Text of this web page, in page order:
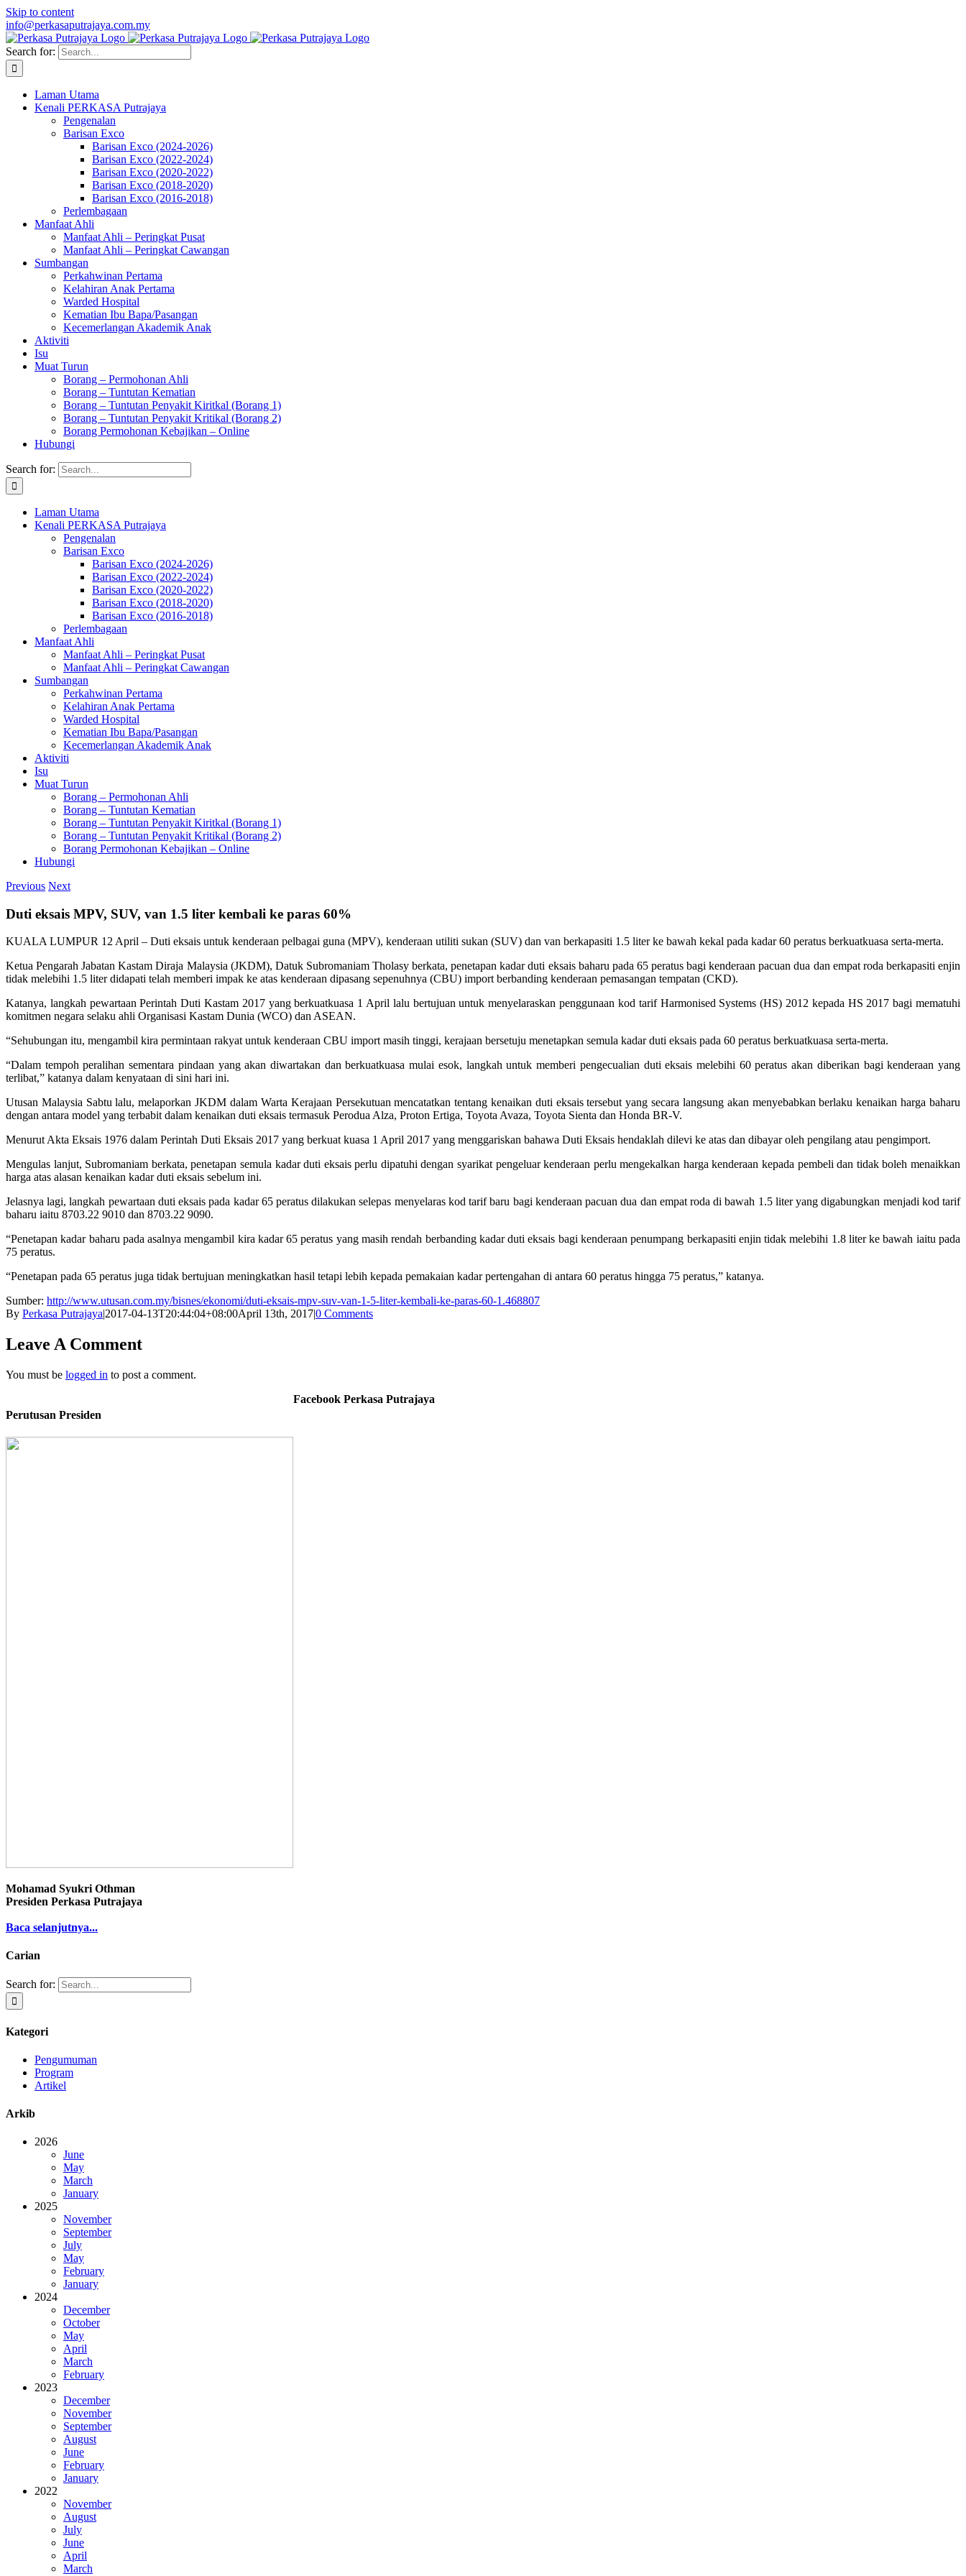
Skip to content
info@perkasaputrajaya.com.my
Search for:
Laman Utama
Kenali PERKASA Putrajaya
Pengenalan
Barisan Exco
Barisan Exco (2024-2026)
Barisan Exco (2022-2024)
Barisan Exco (2020-2022)
Barisan Exco (2018-2020)
Barisan Exco (2016-2018)
Perlembagaan
Manfaat Ahli
Manfaat Ahli – Peringkat Pusat
Manfaat Ahli – Peringkat Cawangan
Sumbangan
Perkahwinan Pertama
Kelahiran Anak Pertama
Warded Hospital
Kematian Ibu Bapa/Pasangan
Kecemerlangan Akademik Anak
Aktiviti
Isu
Muat Turun
Borang – Permohonan Ahli
Borang – Tuntutan Kematian
Borang – Tuntutan Penyakit Kiritkal (Borang 1)
Borang – Tuntutan Penyakit Kritikal (Borang 2)
Borang Permohonan Kebajikan – Online
Hubungi
Search for:
Laman Utama
Kenali PERKASA Putrajaya
Pengenalan
Barisan Exco
Barisan Exco (2024-2026)
Barisan Exco (2022-2024)
Barisan Exco (2020-2022)
Barisan Exco (2018-2020)
Barisan Exco (2016-2018)
Perlembagaan
Manfaat Ahli
Manfaat Ahli – Peringkat Pusat
Manfaat Ahli – Peringkat Cawangan
Sumbangan
Perkahwinan Pertama
Kelahiran Anak Pertama
Warded Hospital
Kematian Ibu Bapa/Pasangan
Kecemerlangan Akademik Anak
Aktiviti
Isu
Muat Turun
Borang – Permohonan Ahli
Borang – Tuntutan Kematian
Borang – Tuntutan Penyakit Kiritkal (Borang 1)
Borang – Tuntutan Penyakit Kritikal (Borang 2)
Borang Permohonan Kebajikan – Online
Hubungi
Previous Next
Duti eksais MPV, SUV, van 1.5 liter kembali ke paras 60%
KUALA LUMPUR 12 April – Duti eksais untuk kenderaan pelbagai guna (MPV), kenderaan utiliti sukan (SUV) dan van berkapasiti 1.5 liter ke bawah kekal pada kadar 60 peratus berkuatkuasa serta-merta.
Ketua Pengarah Jabatan Kastam Diraja Malaysia (JKDM), Datuk Subromaniam Tholasy berkata, penetapan kadar duti eksais baharu pada 65 peratus bagi ken­deraan pacuan dua dan empat roda berkapasiti enjin
tidak me­lebihi 1.5 liter didapati telah memberi impak ke atas kenderaan dipasang sepenuhnya (CBU) import berbanding kenderaan pema­sangan tempatan (CKD).
Katanya, langkah pewartaan Perintah Duti Kastam 2017 yang berkuatkuasa 1 April lalu bertujuan untuk menyelaraskan penggunaan kod tarif Harmonised Systems (HS) 2012 kepada HS 2017 bagi mematuhi
komitmen negara selaku ahli Organisasi Kastam Dunia (WCO) dan ASEAN.
“Sehubungan itu, mengambil kira permintaan rakyat untuk kenderaan CBU import masih tinggi, kerajaan bersetuju menetapkan semula kadar duti eksais pada 60 peratus berkuatkuasa serta-merta.
“Dalam tempoh peralihan sementara pindaan yang akan diwartakan dan berkuatkuasa mulai esok, langkah untuk memberi pengecualian duti eksais melebihi 60 peratus akan diberikan bagi kenderaan yang
terlibat,” katanya dalam kenyataan di sini hari ini.
Utusan Malaysia Sabtu lalu, melaporkan JKDM dalam Warta Kerajaan Persekutuan mencatatkan tentang kenaikan duti eksais tersebut yang secara langsung akan menyebabkan berlaku kenaikan harga baharu
de­ngan antara model yang terbabit dalam kenaik­an duti eksais termasuk Perodua Alza, Proton Ertiga, Toyota Avaza, Toyota Sienta dan Honda BR-V.
Menurut Akta Eksais 1976 dalam Perintah Duti Eksais 2017 yang berkuat kuasa 1 April 2017 yang menggariskan bahawa Duti Eksais hendaklah dilevi ke atas dan dibayar oleh pengilang atau pengimport.
Mengulas lanjut, Subromaniam berkata, penetapan semula kadar duti eksais perlu dipatuhi dengan syarikat pengeluar kenderaan perlu mengekalkan harga kenderaan kepada pembeli dan tidak boleh menaikkan
harga atas alasan kenaikan kadar duti eksais sebelum ini.
Jelasnya lagi, langkah pewartaan duti eksais pada kadar 65 peratus dilakukan selepas menyelaras kod tarif baru bagi kenderaan pacuan dua dan empat roda di bawah 1.5 liter yang digabungkan menjadi kod tarif
baharu iaitu 8703.22 9010 dan 8703.22 9090.
“Penetapan kadar baharu pada asalnya mengambil kira kadar 65 peratus yang masih rendah berbanding kadar duti eksais bagi kenderaan penumpang berkapasiti enjin tidak me­lebihi 1.8 liter ke bawah iaitu pada
75 peratus.
“Penetapan pada 65 peratus juga tidak bertujuan meningkatkan hasil tetapi lebih kepada pemakaian kadar pertengahan di antara 60 peratus hingga 75 peratus,” katanya.
Sumber: http://www.utusan.com.my/bisnes/ekonomi/duti-eksais-mpv-suv-van-1-5-liter-kembali-ke-paras-60-1.468807
By Perkasa Putrajaya|2017-04-13T20:44:04+08:00April 13th, 2017|0 Comments
Leave A Comment
You must be logged in to post a comment.
Perutusan Presiden
Mohamad Syukri Othman
Presiden Perkasa Putrajaya
Baca selanjutnya...
Carian
Search for:
Kategori
Pengumuman
Program
Artikel
Arkib
2026
June
May
March
January
2025
November
September
July
May
February
January
2024
December
October
May
April
March
February
2023
December
November
September
August
June
February
January
2022
November
August
July
June
April
March
Facebook Perkasa Putrajaya